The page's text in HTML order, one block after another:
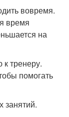
вовремя.
время
на
тренеру.
помогать
занятий.